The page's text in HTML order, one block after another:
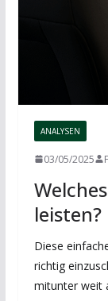
ANALYSEN
03/05/2025
leisten?
Diese
richtig
mitunter weit